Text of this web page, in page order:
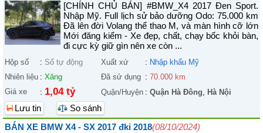
[CHÍNH CHỦ BÁN] #BMW_X4 2017 Đen Sport.
Nhập Mỹ. Full lịch sử bảo dưỡng Odo: 75.000 km
Đã lên đời Volang thể thao M, và màn hình cỡ lớn
Mới đăng kiểm - Xe đẹp, chất, chạy bốc khỏi bàn,
đi cực kỳ giữ gìn nên xe còn ...
Hộp số : Số tự động Xuất xứ : Nhập khẩu Mỹ
Nhiên liệu : Xăng Đã sử dụng : 70.000 km
Giá xe
: 1,04 tỷ Quận/Huyện : Quận Hà Đông, Hà Nội
Lưu tin
So sánh
BÁN XE BMW X4 - SX 2017 đki 2018(08/10/2024)